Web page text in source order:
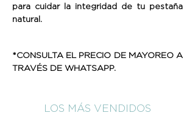
para cuidar la integridad de tu pestaña
natural.
*CONSULTA EL PRECIO DE MAYOREO A
TRAVÉS DE WHATSAPP.
LOS MÁS VENDIDOS